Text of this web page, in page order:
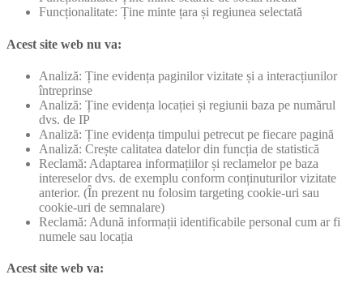
Funcționalitate: Ține minte țara și regiunea selectată
Acest site web nu va:
Analiză: Ține evidența paginilor vizitate și a interacțiunilor
întreprinse
Analiză: Ține evidența locației și regiunii baza pe numărul
dvs. de IP
Analiză: Ține evidența timpului petrecut pe fiecare pagină
Analiză: Crește calitatea datelor din funcția de statistică
Reclamă: Adaptarea informațiilor și reclamelor pe baza
intereselor dvs. de exemplu conform conținuturilor vizitate
anterior. (În prezent nu folosim targeting cookie-uri sau
cookie-uri de semnalare)
Reclamă: Adună informații identificabile personal cum ar fi
numele sau locația
Acest site web va: